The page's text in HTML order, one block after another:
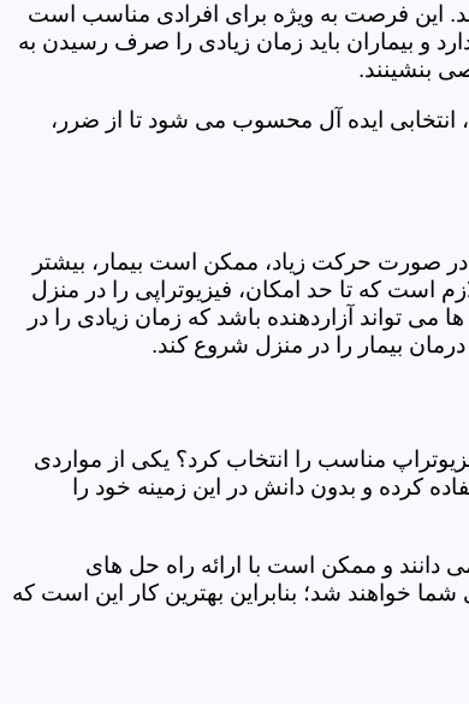
این فرصت به ویژه برای افرادی مناسب است
و بیماران باید زمان زیادی را صرف رسیدن به
بنشینند.
ایده آل محسوب می شود تا از ضرر،
در صورت حرکت زیاد، ممکن است بیمار، بیشتر
که تا حد امکان، فیزیوتراپی را در منزل
تواند آزاردهنده باشد که زمان زیادی را در
بیمار را در منزل شروع کند.
مناسب را انتخاب کرد؟ یکی از مواردی
کرده و بدون دانش در این زمینه خود را
دانند و ممکن است با ارائه راه حل های
خواهند شد؛ بنابراین بهترین کار این است که